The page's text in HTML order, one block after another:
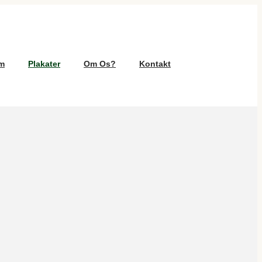
Plakater Om Os? Kontakt